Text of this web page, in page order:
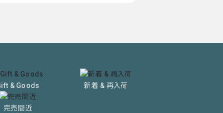
& Goods 新着 & 再入荷
完売間近